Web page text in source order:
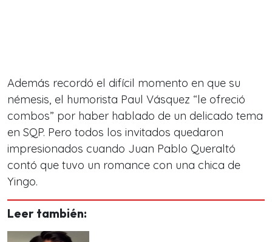
Además recordó el difícil momento en que su
némesis, el humorista Paul Vásquez “le ofreció
combos” por haber hablado de un delicado tema
en SQP. Pero todos los invitados quedaron
impresionados cuando Juan Pablo Queraltó
contó que tuvo un romance con una chica de
Yingo.
Leer también: